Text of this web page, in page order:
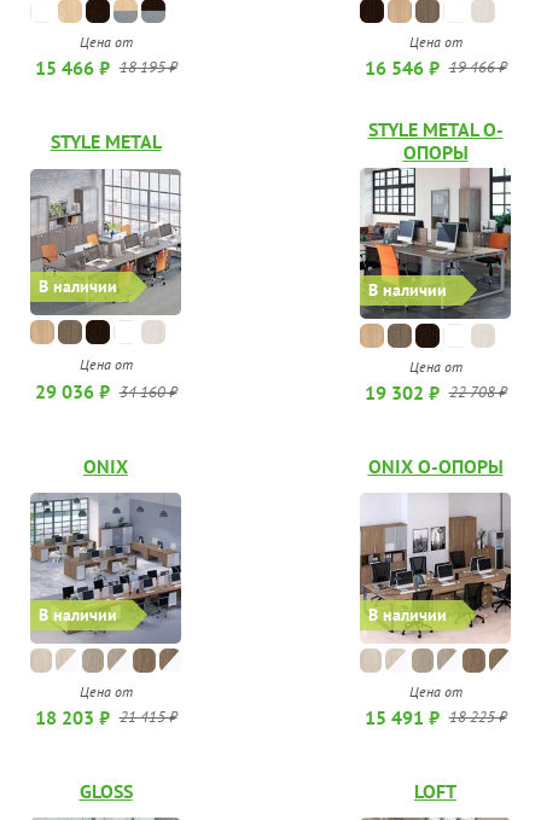
Цена от
15 466 ₽ 18 195 ₽
Цена от
16 546 ₽ 19 466 ₽
В наличии
STYLE METAL
Цена от
29 036 ₽ 34 160 ₽
В наличии
STYLE METAL О-
ОПОРЫ
Цена от
19 302 ₽ 22 708 ₽
В наличии
ONIX
Цена от
18 203 ₽ 21 415 ₽
В наличии
ONIX О-ОПОРЫ
Цена от
15 491 ₽ 18 225 ₽
GLOSS LOFT